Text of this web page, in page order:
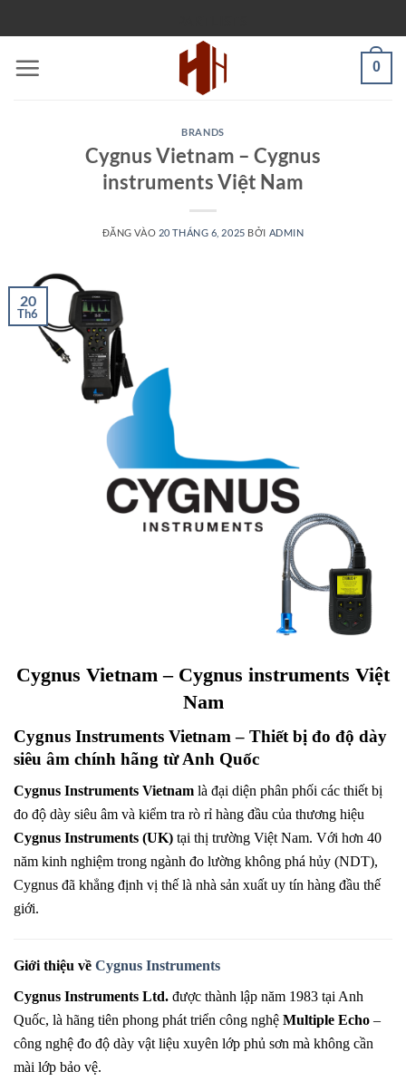
qua
nội
dung
0
BRANDS
Cygnus Vietnam – Cygnus
instruments Việt Nam
ĐĂNG VÀO 20 THÁNG 6, 2025 BỞI ADMIN
20
Th6
Cygnus Vietnam – Cygnus instruments Việt
Nam
Cygnus Instruments Vietnam – Thiết bị đo độ dày
siêu âm chính hãng từ Anh Quốc
Cygnus Instruments Vietnam là đại diện phân phối các thiết bị
đo độ dày siêu âm và kiểm tra rò rỉ hàng đầu của thương hiệu
Cygnus Instruments (UK) tại thị trường Việt Nam. Với hơn 40
năm kinh nghiệm trong ngành đo lường không phá hủy (NDT),
Cygnus đã khẳng định vị thế là nhà sản xuất uy tín hàng đầu thế
giới.
Giới thiệu về Cygnus Instruments
Cygnus Instruments Ltd. được thành lập năm 1983 tại Anh
Quốc, là hãng tiên phong phát triển công nghệ Multiple Echo –
công nghệ đo độ dày vật liệu xuyên lớp phủ sơn mà không cần
mài lớp bảo vệ.